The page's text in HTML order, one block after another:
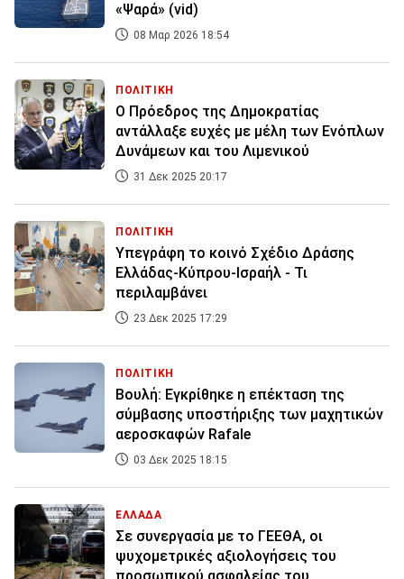
«Ψαρά» (vid)
08 Μαρ 2026 18:54
ΠΟΛΙΤΙΚΗ
Ο Πρόεδρος της Δημοκρατίας
αντάλλαξε ευχές με μέλη των Ενόπλων
Δυνάμεων και του Λιμενικού
31 Δεκ 2025 20:17
ΠΟΛΙΤΙΚΗ
Υπεγράφη το κοινό Σχέδιο Δράσης
Ελλάδας-Κύπρου-Ισραήλ - Τι
περιλαμβάνει
23 Δεκ 2025 17:29
ΠΟΛΙΤΙΚΗ
Βουλή: Εγκρίθηκε η επέκταση της
σύμβασης υποστήριξης των μαχητικών
αεροσκαφών Rafale
03 Δεκ 2025 18:15
ΕΛΛΑΔΑ
Σε συνεργασία με το ΓΕΕΘΑ, οι
ψυχομετρικές αξιολογήσεις του